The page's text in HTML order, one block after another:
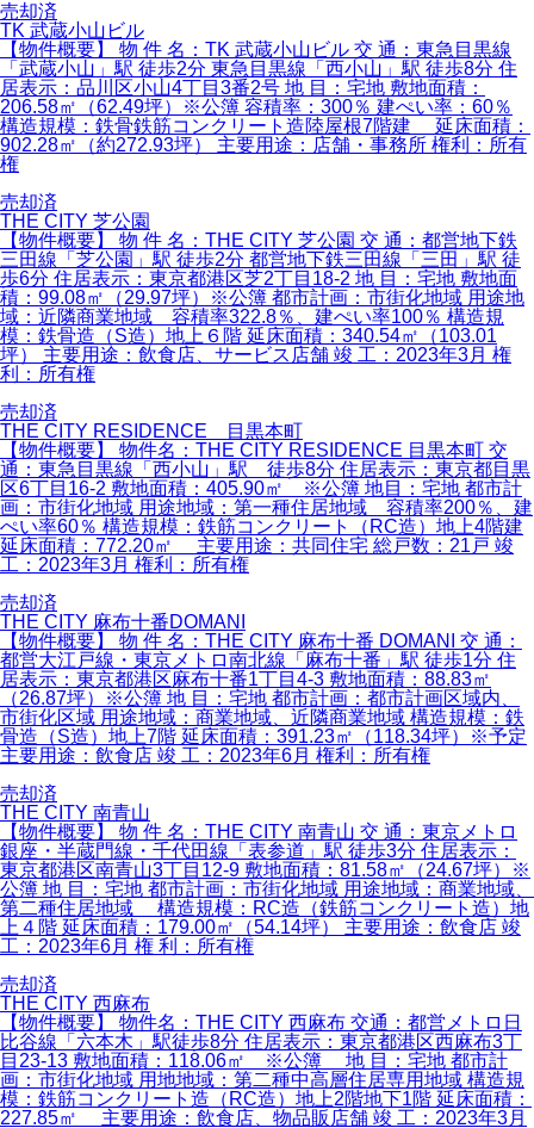
売却済
TK 武蔵小山ビル
【物件概要】 物 件 名：TK 武蔵小山ビル 交 通：東急目黒線
「武蔵小山」駅 徒歩2分 東急目黒線「西小山」駅 徒歩8分 住
居表示：品川区小山4丁目3番2号 地 目：宅地 敷地面積：
206.58㎡（62.49坪）※公簿 容積率：300％ 建ぺい率：60％
構造規模：鉄骨鉄筋コンクリート造陸屋根7階建 延床面積：
902.28㎡（約272.93坪） 主要用途：店舗・事務所 権利：所有
権
売却済
THE CITY 芝公園
【物件概要】 物 件 名：THE CITY 芝公園 交 通：都営地下鉄
三田線「芝公園」駅 徒歩2分 都営地下鉄三田線「三田」駅 徒
歩6分 住居表示：東京都港区芝2丁目18-2 地 目：宅地 敷地面
積：99.08㎡（29.97坪）※公簿 都市計画：市街化地域 用途地
域：近隣商業地域 容積率322.8％、建ぺい率100％ 構造規
模：鉄骨造（S造）地上６階 延床面積：340.54㎡（103.01
坪） 主要用途：飲食店、サービス店舗 竣 工：2023年3月 権
利：所有権
売却済
THE CITY RESIDENCE 目黒本町
【物件概要】 物件名：THE CITY RESIDENCE 目黒本町 交
通：東急目黒線「西小山」駅 徒歩8分 住居表示：東京都目黒
区6丁目16-2 敷地面積：405.90㎡ ※公簿 地目：宅地 都市計
画：市街化地域 用途地域：第一種住居地域 容積率200％、建
ぺい率60％ 構造規模：鉄筋コンクリート（RC造）地上4階建
延床面積：772.20㎡ 主要用途：共同住宅 総戸数：21戸 竣
工：2023年3月 権利：所有権
売却済
THE CITY 麻布十番DOMANI
【物件概要】 物 件 名：THE CITY 麻布十番 DOMANI 交 通：
都営大江戸線・東京メトロ南北線「麻布十番」駅 徒歩1分 住
居表示：東京都港区麻布十番1丁目4-3 敷地面積：88.83㎡
（26.87坪）※公簿 地 目：宅地 都市計画：都市計画区域内、
市街化区域 用途地域：商業地域、近隣商業地域 構造規模：鉄
骨造（S造）地上7階 延床面積：391.23㎡（118.34坪）※予定
主要用途：飲食店 竣 工：2023年6月 権利：所有権
売却済
THE CITY 南青山
【物件概要】 物 件 名：THE CITY 南青山 交 通：東京メトロ
銀座・半蔵門線・千代田線「表参道」駅 徒歩3分 住居表示：
東京都港区南青山3丁目12-9 敷地面積：81.58㎡（24.67坪）※
公簿 地 目：宅地 都市計画：市街化地域 用途地域：商業地域、
第二種住居地域 構造規模：RC造（鉄筋コンクリート造）地
上４階 延床面積：179.00㎡（54.14坪） 主要用途：飲食店 竣
工：2023年6月 権 利：所有権
売却済
THE CITY 西麻布
【物件概要】 物件名：THE CITY 西麻布 交通：都営メトロ日
比谷線「六本木」駅徒歩8分 住居表示：東京都港区西麻布3丁
目23-13 敷地面積：118.06㎡ ※公簿 地 目：宅地 都市計
画：市街化地域 用地地域：第二種中高層住居専用地域 構造規
模：鉄筋コンクリート造（RC造）地上2階地下1階 延床面積：
227.85㎡ 主要用途：飲食店、物品販店舗 竣 工：2023年3月